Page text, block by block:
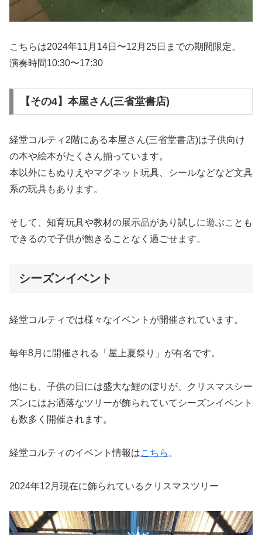
こちらは2024年11月14日〜12月25日までの期間限定。
演奏時間10:30〜17:30
【その4】本屋さん(三省堂書店)
経堂コルティ2階にある本屋さん(三省堂書店)は子供向け
の本や絵本がたくさん揃っています。
本以外にもぬりえやマグネット玩具、シールなどなど文具
系の玩具もあります。
そして、知育玩具や教材の展示品があり試しに遊ぶことも
できるので子供が飽きることなく過ごせます。
シーズンイベント
経堂コルティでは様々なイベントが開催されています。
毎年8月に開催される「屋上夏祭り」が有名です。
他にも、子供の日には盛大な鯉のぼりが、クリスマスシー
ズンにはお洒落なツリーが飾られていてシーズンイベント
も数多く開催されます。
経堂コルティのイベント情報はこちら 。
2024年12月現在に飾られているクリスマスツリー